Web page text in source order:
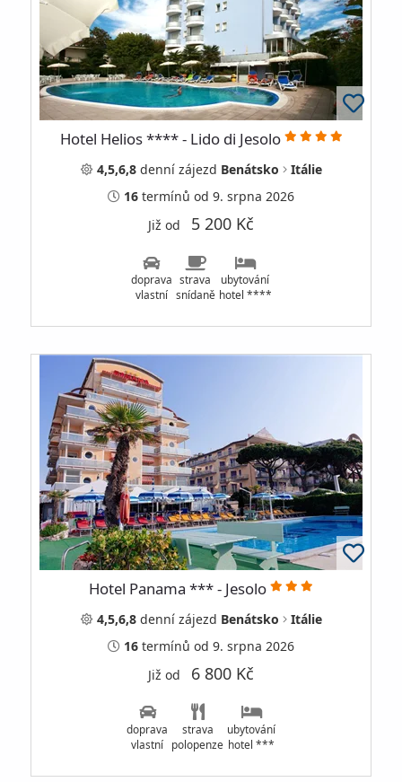
Hotel Helios **** - Lido di Jesolo
4,5,6,8dennízájezd Benátsko
Itálie
16 termínů od 9. srpna 2026
Již od 5 200 Kč
doprava
vlastní
strava
snídaně
ubytování
hotel ****
Hotel Panama *** - Jesolo
4,5,6,8dennízájezd Benátsko
Itálie
16 termínů od 9. srpna 2026
Již od 6 800 Kč
doprava
vlastní
strava
polopenze
ubytování
hotel ***